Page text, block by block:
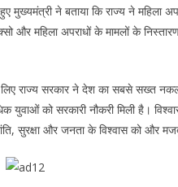
मुख्यमंत्री ने बताया कि राज्य ने महिला
और महिला अपराधों के मामलों के
लिए राज्य सरकार ने देश का सबसे सख्त
को सरकारी नौकरी मिली है।
सुरक्षा और जनता के विश्वास को और